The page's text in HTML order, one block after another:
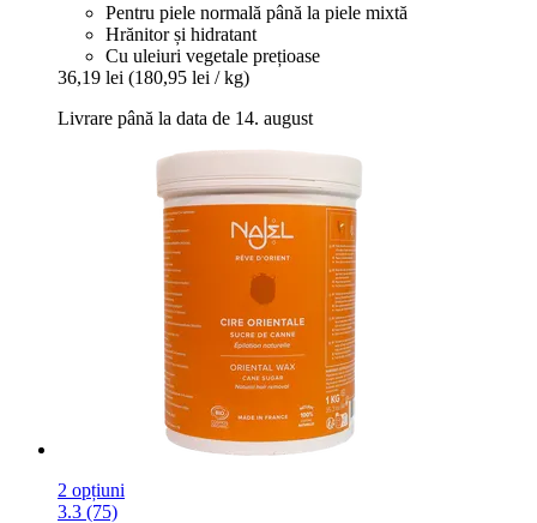
Pentru piele normală până la piele mixtă
Hrănitor și hidratant
Cu uleiuri vegetale prețioase
36,19 lei (180,95 lei / kg)
Livrare până la data de 14. august
2 opțiuni
3.3 (75)